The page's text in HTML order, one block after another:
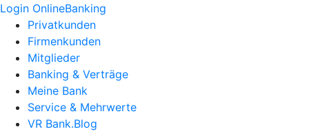
Login OnlineBanking
Privatkunden
Firmenkunden
Mitglieder
Banking & Verträge
Meine Bank
Service & Mehrwerte
VR Bank.Blog